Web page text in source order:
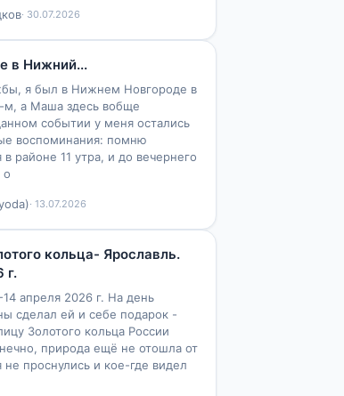
· 30.07.2026
в Нижний...
я был в Нижнем Новгороде в
м, а Маша здесь вобще
событии у меня остались
воспоминания: помню
в районе 11 утра, и до вечернего
о
· 13.07.2026
кольца- Ярославль.
г.
апреля 2026 г. На день
сделал ей и себе подарок -
Золотого кольца России
природа ещё не отошла от
проснулись и кое-где видел